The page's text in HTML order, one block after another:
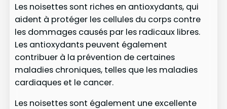
Les noisettes sont riches en antioxydants, qui
aident à protéger les cellules du corps contre
les dommages causés par les radicaux libres.
Les antioxydants peuvent également
contribuer à la prévention de certaines
maladies chroniques, telles que les maladies
cardiaques et le cancer.
Les noisettes sont également une excellente